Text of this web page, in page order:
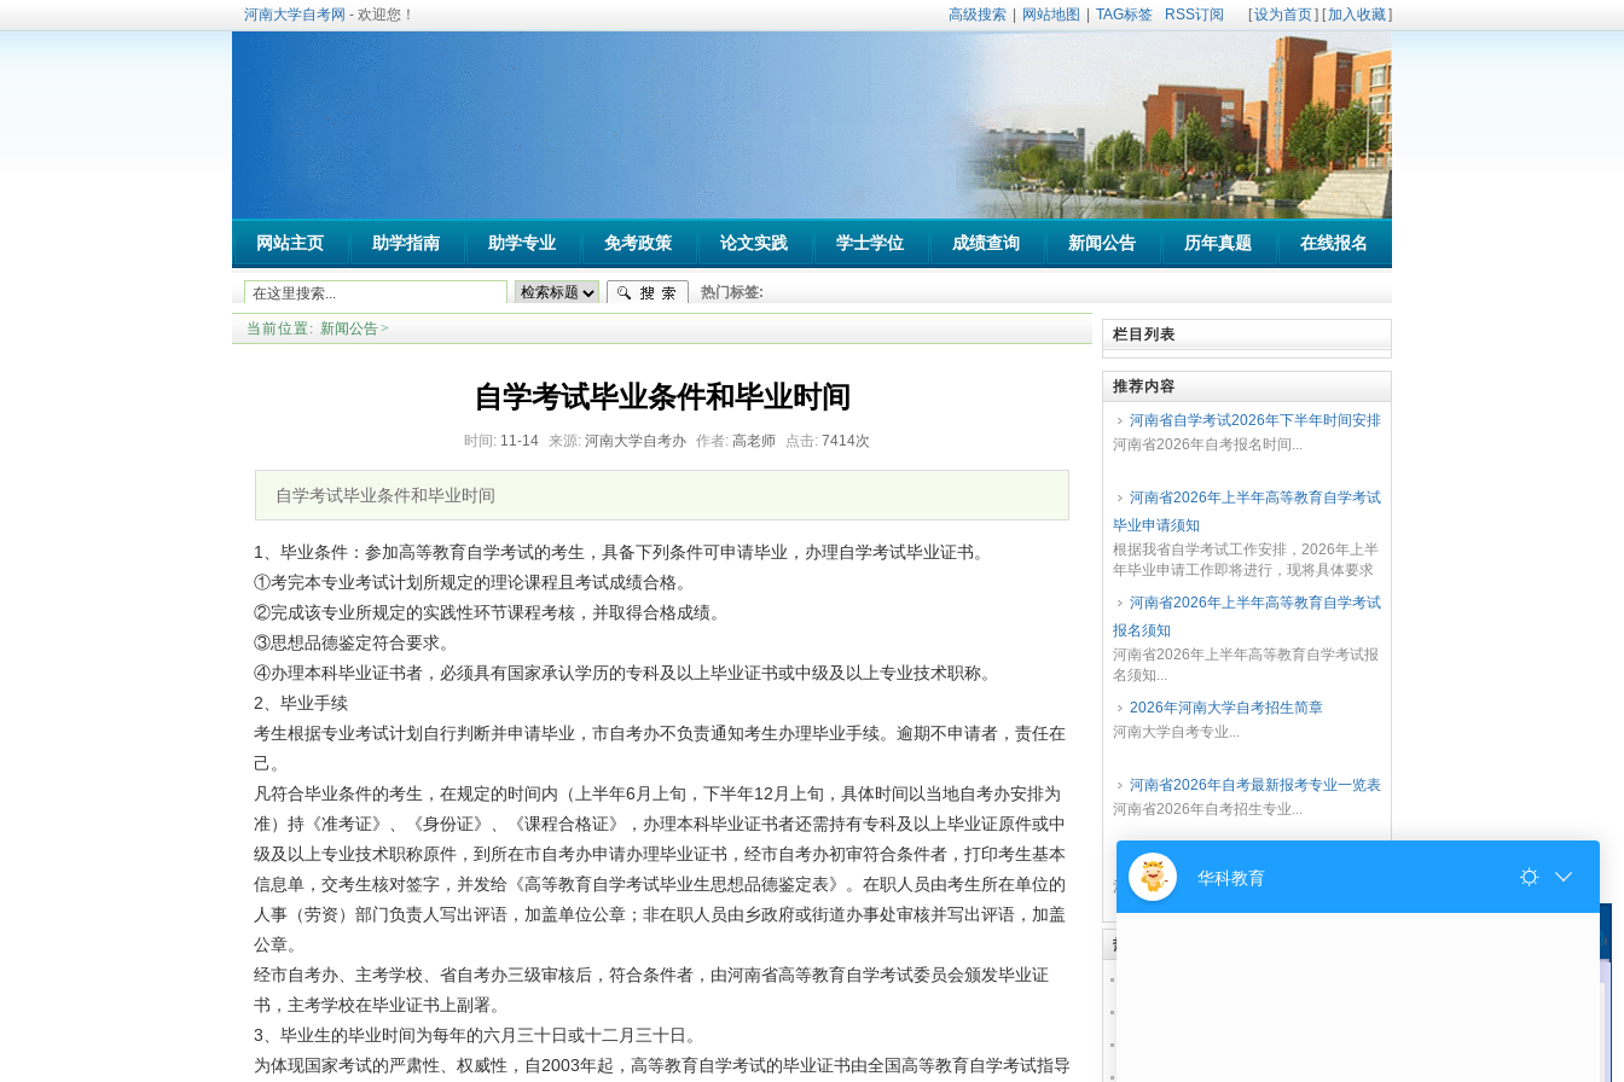
河南大学自考网 - 欢迎您！ 高级搜索 网站地图 TAG标签 RSS订阅 [设为首页] [加入收藏]
网站主页 助学指南 助学专业 免考政策 论文实践 学士学位 成绩查询 新闻公告 历年真题 在线报名
热门标签:
当前位置: 新闻公告>
自学考试毕业条件和毕业时间
时间: 11-14 来源: 河南大学自考办 作者: 高老师 点击: 7414次
自学考试毕业条件和毕业时间
1、毕业条件：参加高等教育自学考试的考生，具备下列条件可申请毕业，办理自学考试毕业证书。
①考完本专业考试计划所规定的理论课程且考试成绩合格。
②完成该专业所规定的实践性环节课程考核，并取得合格成绩。
③思想品德鉴定符合要求。
④办理本科毕业证书者，必须具有国家承认学历的专科及以上毕业证书或中级及以上专业技术职称。
2、毕业手续
考生根据专业考试计划自行判断并申请毕业，市自考办不负责通知考生办理毕业手续。逾期不申请者，责任在
己。
凡符合毕业条件的考生，在规定的时间内（上半年6月上旬，下半年12月上旬，具体时间以当地自考办安排为
准）持《准考证》、《身份证》、《课程合格证》，办理本科毕业证书者还需持有专科及以上毕业证原件或中
级及以上专业技术职称原件，到所在市自考办申请办理毕业证书，经市自考办初审符合条件者，打印考生基本
信息单，交考生核对签字，并发给《高等教育自学考试毕业生思想品德鉴定表》。在职人员由考生所在单位的
人事（劳资）部门负责人写出评语，加盖单位公章；非在职人员由乡政府或街道办事处审核并写出评语，加盖
公章。
经市自考办、主考学校、省自考办三级审核后，符合条件者，由河南省高等教育自学考试委员会颁发毕业证
书，主考学校在毕业证书上副署。
3、毕业生的毕业时间为每年的六月三十日或十二月三十日。
为体现国家考试的严肃性、权威性，自2003年起，高等教育自学考试的毕业证书由全国高等教育自学考试指导
栏目列表
推荐内容
河南省自学考试2026年下半年时间安排
河南省2026年自考报名时间...
河南省2026年上半年高等教育自学考试
毕业申请须知
根据我省自学考试工作安排，2026年上半
年毕业申请工作即将进行，现将具体要求
明确如下：一、考生符合下列条件方可申
请毕业（一）考完专业考试计划规定的全
部课程，并取...
河南省2026年上半年高等教育自学考试
报名须知
河南省2026年上半年高等教育自学考试报
名须知...
2026年河南大学自考招生简章
河南大学自考专业...
河南省2026年自考最新报考专业一览表
河南省2026年自考招生专业...
河南省2026年自考教材使用版本
河南省2026年自考教材使用版本...
热点内容